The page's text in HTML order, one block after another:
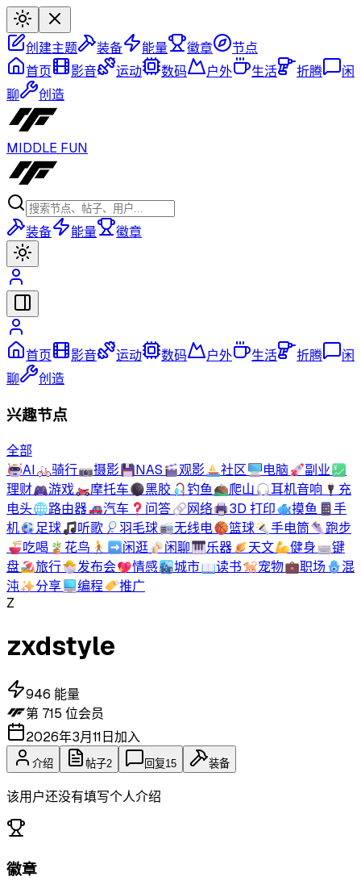
创建主题 装备 能量 徽章
节点
首页
影音 运动 数码 户外 生活 折腾
闲
聊
创造
MIDDLE FUN
装备 能量 徽章
首页 影音 运动 数码 户外 生活 折腾
闲
聊
创造
兴趣节点
全部
🤖AI🚲骑行📷摄影💾NAS🎬观影⛵社区🖥️电脑🚀副业💹
理财🎮游戏🏍️摩托车⚫黑胶 🎣钓鱼⛰️爬山🎧耳机音响 🔌 充
电头🌐路由器🚗汽车 ❓ 问答🔗网络🖨️3D 打印🐟摸鱼 📱手
机⚽足球🎵听歌 🏸羽毛球📻无线电🏀篮球🔦手电筒👟跑步
🍜吃喝 🪴 花鸟 🚶‍➡️闲逛🍻闲聊🎹乐器🪐天文💪健身⌨️键
盘🏖️旅行🐣发布会💖情感🏙️城市📖读书🐕宠物💼职场🪬混
沌✨分享💻编程🏷️推广
Z
zxdstyle
946 能量
第 715 位会员
2026年3月11日加入
介绍 帖子2 回复 15 装备
该用户还没有填写个人介绍
徽章